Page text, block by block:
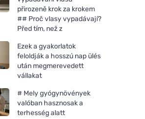
přirozeně krok za krokem
## Proč vlasy vypadávají?
Před tím, než z
Ezek a gyakorlatok
feloldják a hosszú nap ülés
után megmerevedett
vállakat
# Mely gyógynövények
valóban hasznosak a
terhesség alatt